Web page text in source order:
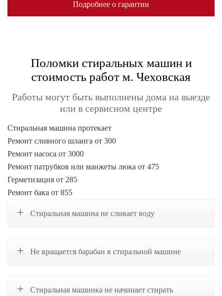
Подробнее о гарантии
Поломки стиральных машин и
стоимость работ м. Чеховская
Работы могут быть выполнены дома на выезде
или в сервисном центре
Стиральная машина протекает
Ремонт сливного шланга от 300
Ремонт насоса от 3000
Ремонт патрубков или манжеты люка от 475
Герметизация от 285
Ремонт бака от 855
Стиральная машина не сливает воду
Не вращается барабан в стиральной машине
Стиральная машинка не начинает стирать